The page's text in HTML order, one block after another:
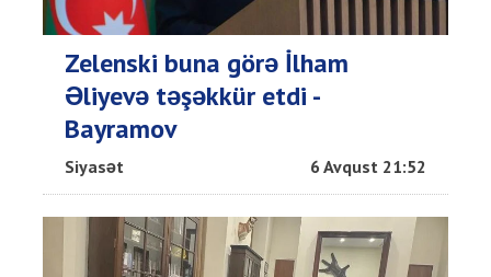
Zelenski buna görə İlham
Əliyevə təşəkkür etdi -
Bayramov
Siyasət 6 Avqust 21:52